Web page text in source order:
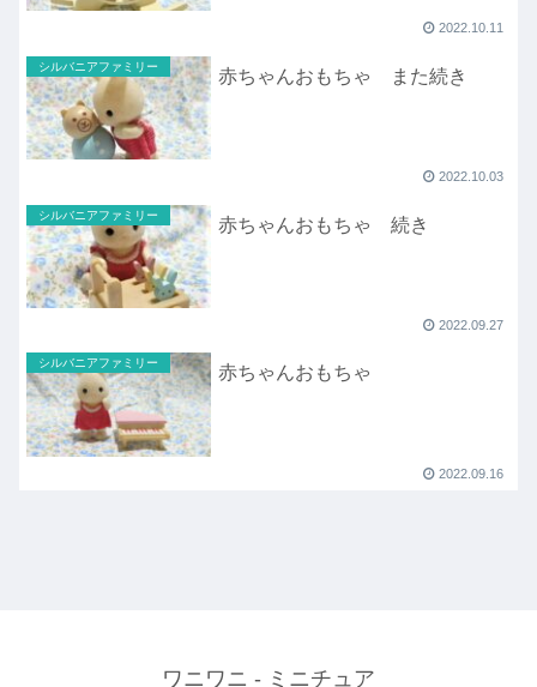
2022.10.11
シルバニアファミリー 赤ちゃんおもちゃ また続き
2022.10.03
シルバニアファミリー 赤ちゃんおもちゃ 続き
2022.09.27
シルバニアファミリー 赤ちゃんおもちゃ
2022.09.16
ワニワニ - ミニチュア